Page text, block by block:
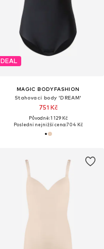
DEAL
MAGIC BODYFASHION
Stahovací body 'DREAM'
751 Kč
Původně: 1 129 Kč
Poslední nejnižší cena:704 Kč